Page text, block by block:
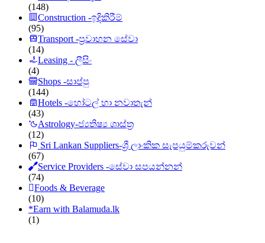
(148)
Construction -ඉදිකිරීම්
(95)
Transport -ප්‍රවාහන සේවා
(14)
Leasing - ලීසිං
(4)
Shops -සාප්පු
(144)
Hotels -හෝටල් හා නවාතැන්
(43)
Astrology-ජ්‍යතිෂ්‍ය ශාස්ත්‍ර
(12)
Sri Lankan Suppliers-ශ්‍රී ලාංකික සැපයුම්කරුවන්
(67)
Service Providers -සේවා සපයන්නන්
(74)
Foods & Beverage
(10)
*Earn with Balamuda.lk
(1)